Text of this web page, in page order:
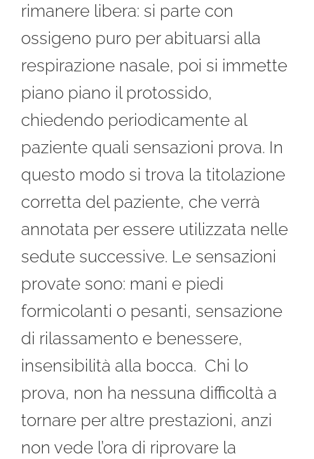
rimanere libera: si parte con
ossigeno puro per abituarsi alla
respirazione nasale, poi si immette
piano piano il protossido,
chiedendo periodicamente al
paziente quali sensazioni prova. In
questo modo si trova la titolazione
corretta del paziente, che verrà
annotata per essere utilizzata nelle
sedute successive. Le sensazioni
provate sono: mani e piedi
formicolanti o pesanti, sensazione
di rilassamento e benessere,
insensibilità alla bocca. Chi lo
prova, non ha nessuna difficoltà a
tornare per altre prestazioni, anzi
non vede l’ora di riprovare la